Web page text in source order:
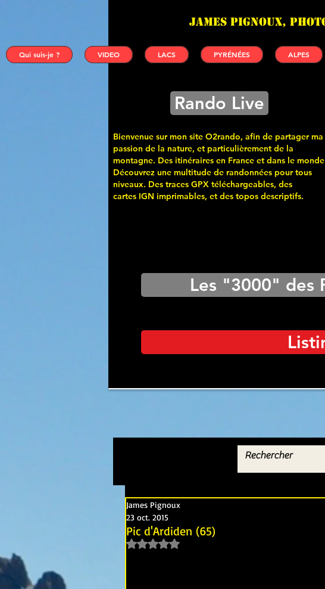
James PIGNOUX,
Qui suis-je ? VIDEO LACS PYRÉNÉES ALPES
Rando Live
Bienvenue sur mon site O2rando, afin de partager ma
passion de la nature, et particulièrement de la
montagne. Des itinéraires en France et dans le
Découvrez une multitude de randonnées pour tous
niveaux. Des traces GPX téléchargeables, des
cartes IGN imprimables, et des topos descriptifs.
Les "3000" des
Pic d'Ardiden (65)
James Pignoux
23 oct. 2015
Noté NaN étoiles sur 5.